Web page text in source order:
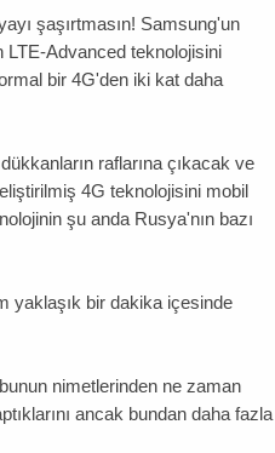
şaşırtmasın! Samsung'un
LTE-Advanced teknolojisini
bir 4G'den iki kat daha
raflarına çıkacak ve
4G teknolojisini mobil
şu anda Rusya'nın bazı
yaklaşık bir dakika içesinde
nimetlerinden ne zaman
ancak bundan daha fazla